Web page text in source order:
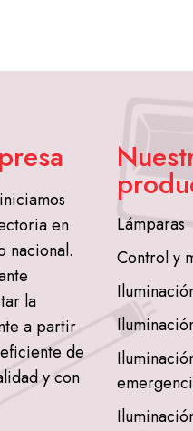
en
nacional.
la
a partir
de
y con
Lámparas
Control y